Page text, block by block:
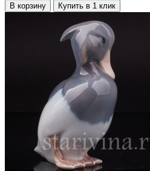
В корзину Купить в 1 клик